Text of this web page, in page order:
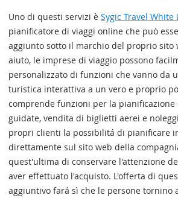
Uno di questi servizi è Sygic Travel White
pianificatore di viaggi online che può
aggiunto sotto il marchio del proprio sito
aiuto, le imprese di viaggio possono
personalizzato di funzioni che vanno da
turistica interattiva a un vero e proprio
comprende funzioni per la pianificazione
guidate, vendita di biglietti aerei e
propri clienti la possibilitá di pianificare
direttamente sul sito web della
quest'ultima di conservare l'attenzione
aver effettuato l'acquisto. L'offerta di
aggiuntivo fará sì che le persone tornino